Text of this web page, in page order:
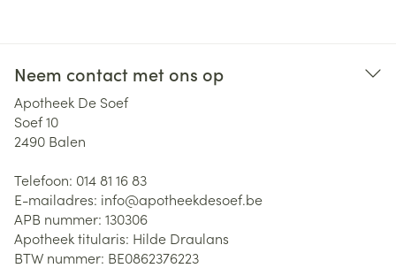
Neem contact met ons op
Apotheek De Soef
Soef 10
2490 Balen
Telefoon: 014 81 16 83
E-mailadres: info@apotheekdesoef.be
APB nummer: 130306
Apotheek titularis: Hilde Draulans
BTW nummer: BE0862376223